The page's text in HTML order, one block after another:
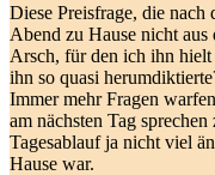
Diese Preisfrage, die
Abend zu Hause nicht
Arsch, für den ich ihn
ihn so quasi
Immer mehr Fragen
am nächsten Tag
Tagesablauf ja nicht viel
Hause war.